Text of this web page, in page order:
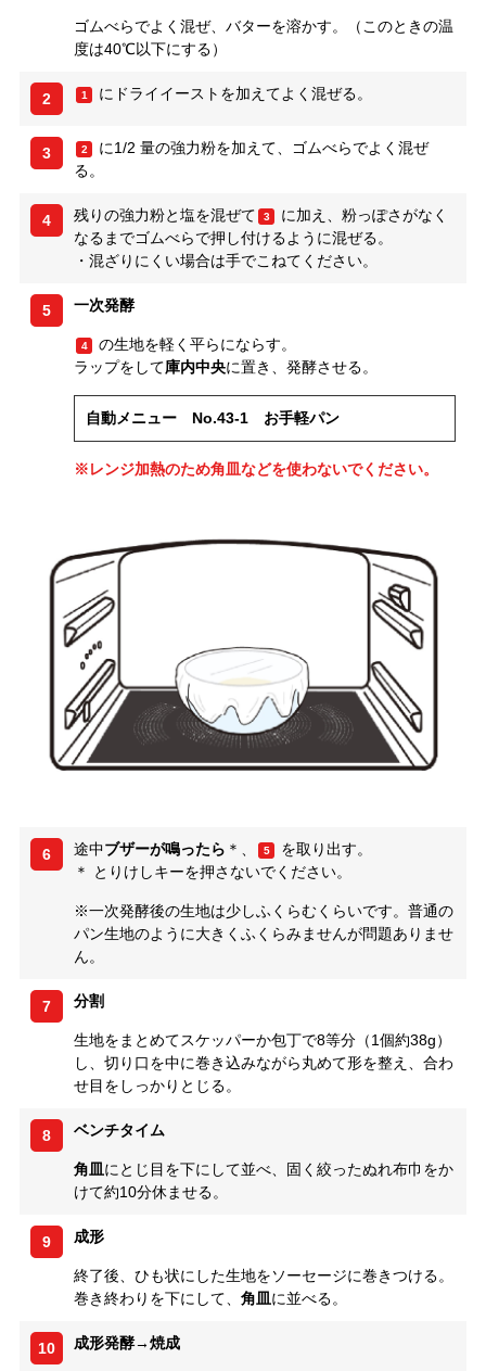
ゴムべらでよく混ぜ、バターを溶かす。（このときの温
度は40℃以下にする）
2 1 にドライイーストを加えてよく混ぜる。
3 2
に1/2 量の強力粉を加えて、ゴムべらでよく混ぜ
る。
4 残りの強力粉と塩を混ぜて 3
に加え、粉っぽさがなく
なるまでゴムべらで押し付けるように混ぜる。
・混ざりにくい場合は手でこねてください。
5 一次発酵
4
の生地を軽く平らにならす。
ラップをして庫内中央に置き、発酵させる。
自動メニュー No.43-1 お手軽パン
※レンジ加熱のため角皿などを使わないでください。
6 途中ブザーが鳴ったら ＊、 5
を取り出す。
＊ とりけしキーを押さないでください。
※一次発酵後の生地は少しふくらむくらいです。普通の
パン生地のように大きくふくらみませんが問題ありませ
ん。
7 分割
生地をまとめてスケッパーか包丁で8等分（1個約38g）
し、切り口を中に巻き込みながら丸めて形を整え、合わ
せ目をしっかりとじる。
8 ベンチタイム
角皿にとじ目を下にして並べ、固く絞ったぬれ布巾をか
けて約10分休ませる。
9 成形
終了後、ひも状にした生地をソーセージに巻きつける。
巻き終わりを下にして、 角皿に並べる。
10 成形発酵→焼成